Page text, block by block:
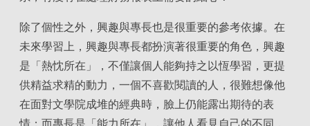
除了個性之外，興趣與專長也是很重要的參考依據。在
未來學習上，興趣與專長都扮演著很重要的角色，興趣
是「熱忱所在」，不僅讓個人能夠持之以恆學習，更提
供精益求精的動力，一個不喜歡閱讀的人，很難想像他
在面對文學院成堆的經典時，臉上仍能露出期待的表
情；而專長是「能力所在」，讓他人看見自己的不同，